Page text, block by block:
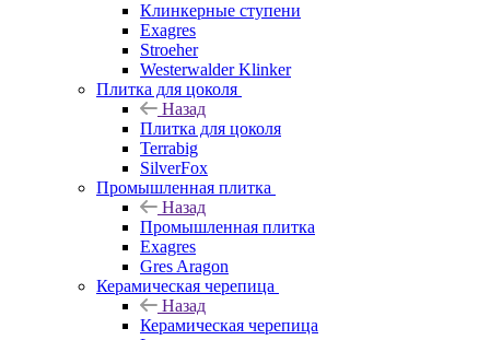
Клинкерные ступени
Exagres
Stroeher
Westerwalder Klinker
Плитка для цоколя
Назад
Плитка для цоколя
Terrabig
SilverFox
Промышленная плитка
Назад
Промышленная плитка
Exagres
Gres Aragon
Керамическая черепица
Назад
Керамическая черепица